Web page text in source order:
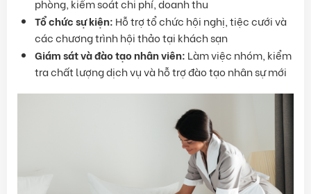
phòng, kiểm soát chi phí, doanh thu
Tổ chức sự kiện: Hỗ trợ tổ chức hội nghị, tiệc cưới và
các chương trình hội thảo tại khách sạn
Giám sát và đào tạo nhân viên: Làm việc nhóm, kiểm
tra chất lượng dịch vụ và hỗ trợ đào tạo nhân sự mới